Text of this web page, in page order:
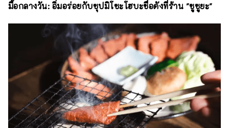
มื้อกลางวัน: อิ่มอร่อยกับซุปมิโซะโฮบะชื่อดังที่ร้าน "ซูซูยะ"